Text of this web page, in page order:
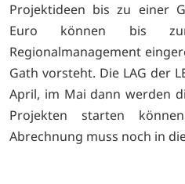
Projektideen bis zu einer
Euro können bis
Regionalmanagement
Gath vorsteht. Die LAG der
April, im Mai dann werden
Projekten starten
Abrechnung muss noch in